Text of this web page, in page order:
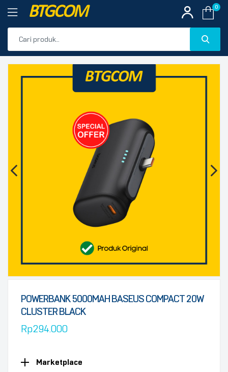
BTGCOM 0
PRODUK UNGGULAN
PRODUK TERBARU
🔍
POWERBANK 5000MAH BASEUS COMPACT 20W
CLUSTER BLACK
Rp294.000
Marketplace